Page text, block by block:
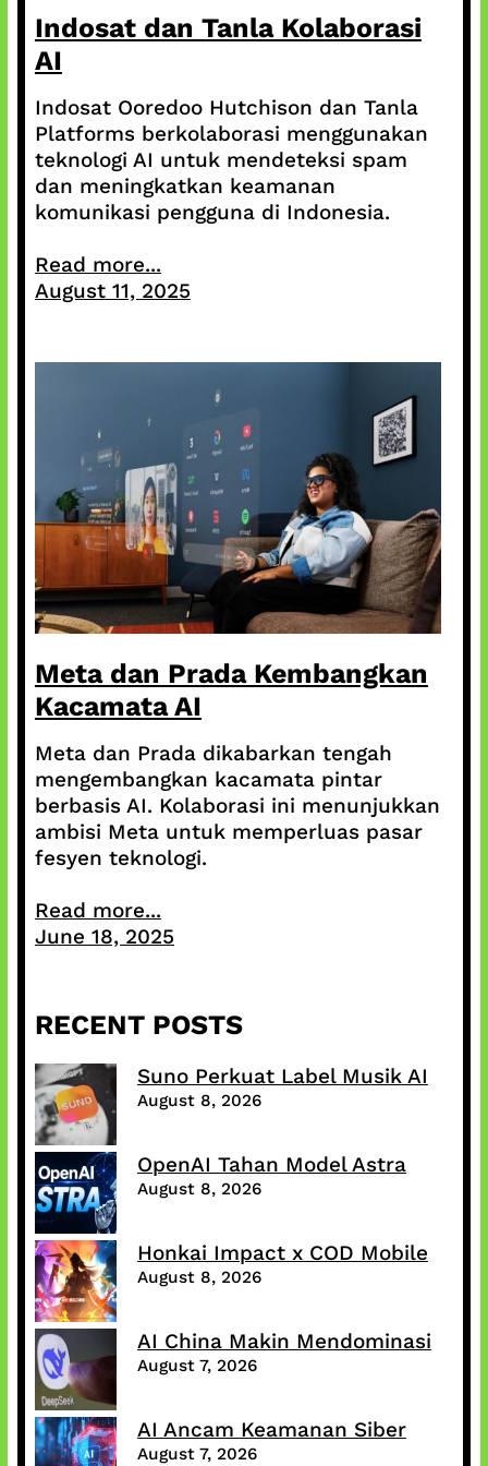
Indosat dan Tanla Kolaborasi
AI
Indosat Ooredoo Hutchison dan Tanla
Platforms berkolaborasi menggunakan
teknologi AI untuk mendeteksi spam
dan meningkatkan keamanan
komunikasi pengguna di Indonesia.
Read more...
August 11, 2025
Meta dan Prada Kembangkan
Kacamata AI
Meta dan Prada dikabarkan tengah
mengembangkan kacamata pintar
berbasis AI. Kolaborasi ini menunjukkan
ambisi Meta untuk memperluas pasar
fesyen teknologi.
Read more...
June 18, 2025
RECENT POSTS
Suno Perkuat Label Musik AI
August 8, 2026
OpenAI Tahan Model Astra
August 8, 2026
Honkai Impact x COD Mobile
August 8, 2026
AI China Makin Mendominasi
August 7, 2026
AI Ancam Keamanan Siber
August 7, 2026